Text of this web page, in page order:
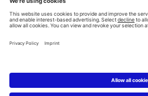
Facebook
Pinterest